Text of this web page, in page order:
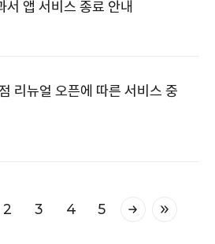
앱 서비스 종료 안내
리뉴얼 오픈에 따른 서비스 중
2 3 4 5 다음 페이지마지막 페